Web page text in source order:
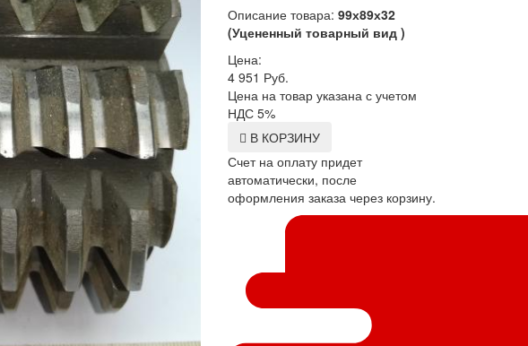
Описание товара: 99х89х32
(Уцененный товарный вид )
Цена:
4 951 Руб.
Цена на товар указана с учетом
НДС 5%
В КОРЗИНУ
Счет на оплату придет
автоматически, после
оформления заказа через корзину.